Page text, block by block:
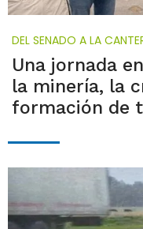
DEL SENADO A LA
Una jornada
la minería, la
formación de